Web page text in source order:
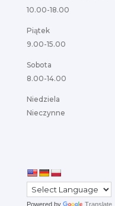
10.00-18.00
Piątek
9.00-15.00
Sobota
8.00-14.00
Niedziela
Nieczynne
Powered by Translate